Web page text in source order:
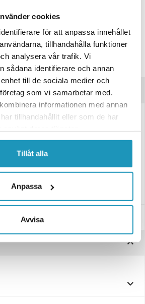
cookies
för att anpassa innehållet
tillhandahålla funktioner
analysera vår trafik. Vi
sådana identifierare och annan
till de sociala medier och
som vi samarbetar med.
informationen med annan
tillhandahållit eller som de har
Tillåt alla
Anpassa
Avvisa
30-dagarna: 220 kr
BAY15D – 10-pack